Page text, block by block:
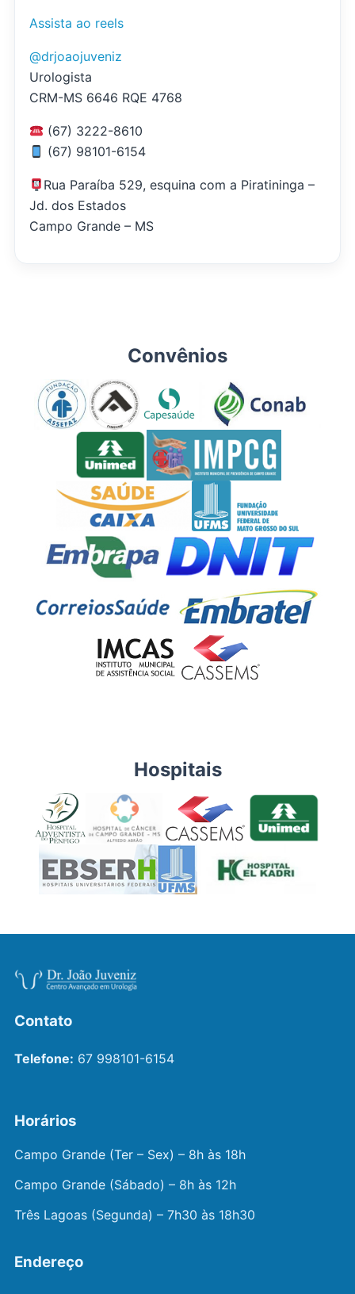
‌Assista ao reels
@drjoaojuveniz
Urologista
CRM-MS 6646 RQE 4768
(67) 3222-8610
(67) 98101-6154
Rua Paraíba 529, esquina com a Piratininga –
Jd. dos Estados
Campo Grande – MS
Convênios
Hospitais
Contato
Telefone: 67 998101-6154
Horários
Campo Grande (Ter – Sex) – 8h às 18h
Campo Grande (Sábado) – 8h às 12h
Três Lagoas (Segunda) – 7h30 às 18h30
Endereço